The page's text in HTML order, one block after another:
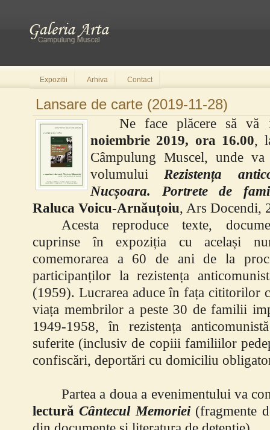
Expozitii Arhiva Contact
Lansare de carte (2019-11-28)
Ne face plăcere să
noiembrie 2019, ora 16.00,
Câmpulung Muscel, unde va
volumuluiRezistența
Nucșoara. Portrete de
Raluca Voicu-Arnăuțoiu, Ars Docendi,
Acesta reproduce texte,
cuprinse în expoziția cu același
comemorarea a 60 de ani de la
participanților la rezistența
(1959). Lucrarea aduce în fața cititorilor
viața membrilor a peste 30 de familii
1949-1958, în rezistența
suferite (inclusiv de copiii familiilor
confiscări, deportări cu domiciliu
Partea a doua a evenimentului va
lecturăCântecul Memoriei(fragmente